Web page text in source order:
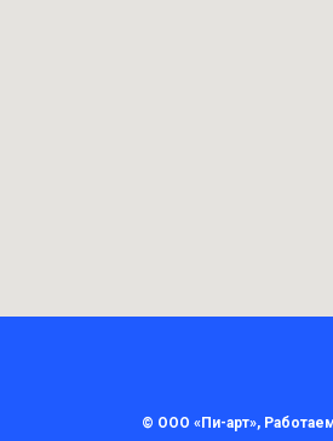
© ООО «Пи-арт»,